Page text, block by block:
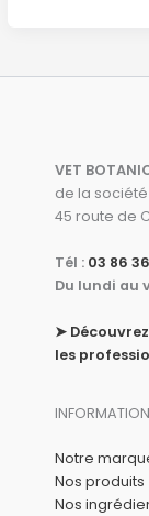
VET
de la société
45 route de
Tél : 03 86
Du lundi au
➤
les
Notre
Nos produits
Nos